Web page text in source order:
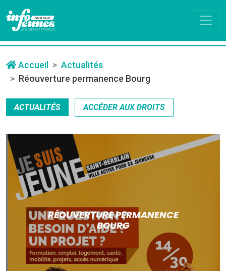
Accueil
Actualités
Réouverture permanence Bourg
ACTUALITÉS ACCÉDER AUX DROITS
RÉOUVERTURE PERMANENCE
BOURG